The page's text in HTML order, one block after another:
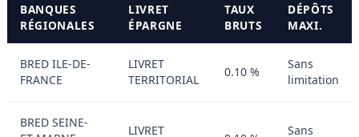
BANQUES
RÉGIONALES
LIVRET
ÉPARGNE
TAUX
BRUTS
DÉPÔTS
MAXI.
BRED ILE-DE-
FRANCE
LIVRET
TERRITORIAL
0.10 %
Sans
limitation
BRED SEINE-
LIVRET Sans